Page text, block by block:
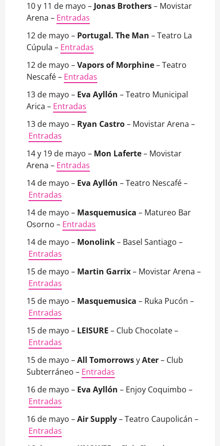
10 y 11 de mayo – Jonas Brothers– Movistar
Arena – Entradas
12 de mayo – Portugal. The Man – Teatro La
Cúpula – Entradas
12 de mayo –Vapors of Morphine– Teatro
Nescafé – Entradas
13 de mayo – Eva Ayllón – Teatro Municipal
Arica – Entradas
13 de mayo – Ryan Castro– Movistar Arena –
Entradas
14 y 19 de mayo – Mon Laferte– Movistar
Arena – Entradas
14 de mayo – Eva Ayllón – Teatro Nescafé –
Entradas
14 de mayo – Masquemusica – Matureo Bar
Osorno – Entradas
14 de mayo – Monolink– Basel Santiago –
Entradas
15 de mayo – Martin Garrix– Movistar Arena –
Entradas
15 de mayo – Masquemusica – Ruka Pucón –
Entradas
15 de mayo – LEISURE – Club Chocolate –
Entradas
15 de mayo –All TomorrowsyAter– Club
Subterráneo – Entradas
16 de mayo – Eva Ayllón – Enjoy Coquimbo –
Entradas
16 de mayo –Air Supply– Teatro Caupolicán –
Entradas